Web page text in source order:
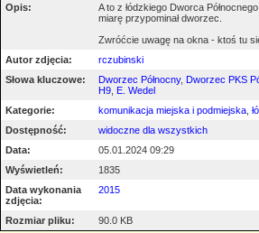
Opis:
A to z łódzkiego Dworca
miarę przypominał dworzec.
Zwróćcie uwagę na okna - ktoś tu
Autor zdjęcia:
rczubinski
Słowa kluczowe:
Dworzec Północny, Dworzec PKS
H9 E. Wedel
Kategorie:
komunikacja miejska i podmiejska
Dostępność:
widoczne dla wszystkich
Data:
05.01.2024 09:29
Wyświetleń:
1835
Data wykonania
zdjęcia:
2015
Rozmiar pliku: 90.0 KB